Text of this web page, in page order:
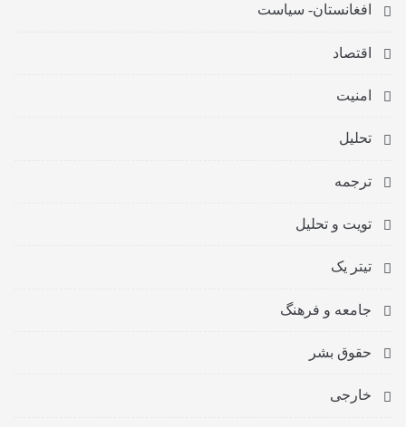
افغانستان- سیاست
اقتصاد
امنیت
تحلیل
ترجمه
تویت و تحلیل
تیتر یک
جامعه و فرهنگ
حقوق بشر
خارجی